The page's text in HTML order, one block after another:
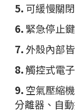
5. 可緩慢關閉
6. 緊急停止鍵
7. 外殼內部
8.觸控式電
9. 空氣壓縮
分離器、自